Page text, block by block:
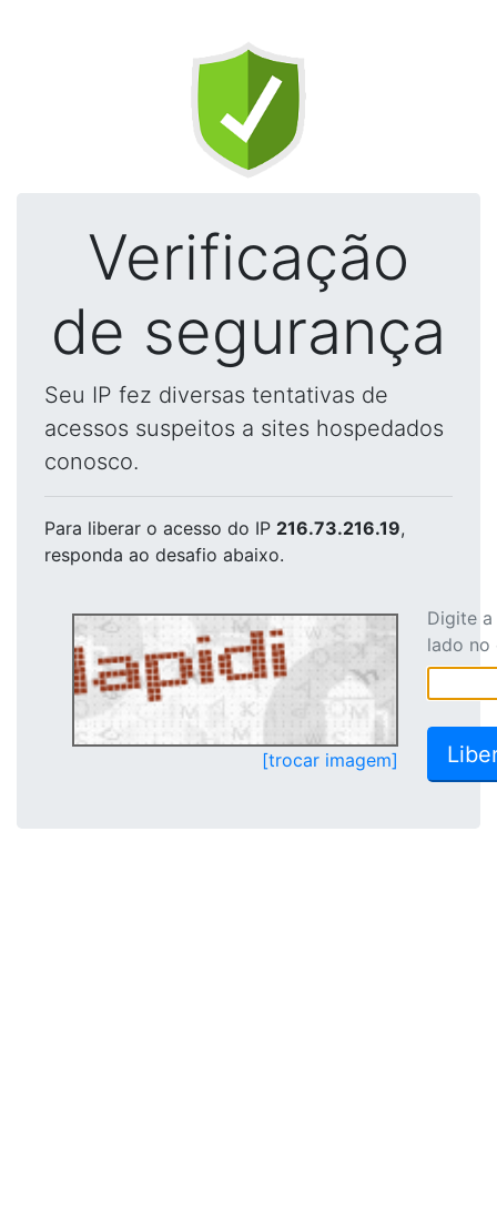
Verificação
de segurança
Seu IP fez diversas tentativas de
acessos suspeitos a sites hospedados
conosco.
Para liberar o acesso do IP 216.73.216.19,
responda ao desafio abaixo.
[trocar imagem]
Digite
lado no